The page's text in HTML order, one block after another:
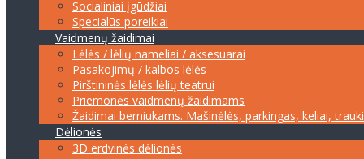
Socialiniai įgūdžiai
Specialūs poreikiai
Vaidmenų žaidimai
Lėlės / lėlių nameliai / aksesuarai
Pasakojimų / kalbos lėlės
Pirštininės lėlės lėlių teatrui
Priemonės vaidmenų žaidimams
Žaidimai berniukams. Mašinėlės, parkingas, keliai,
Dėlionės
3D erdvinės dėlionės